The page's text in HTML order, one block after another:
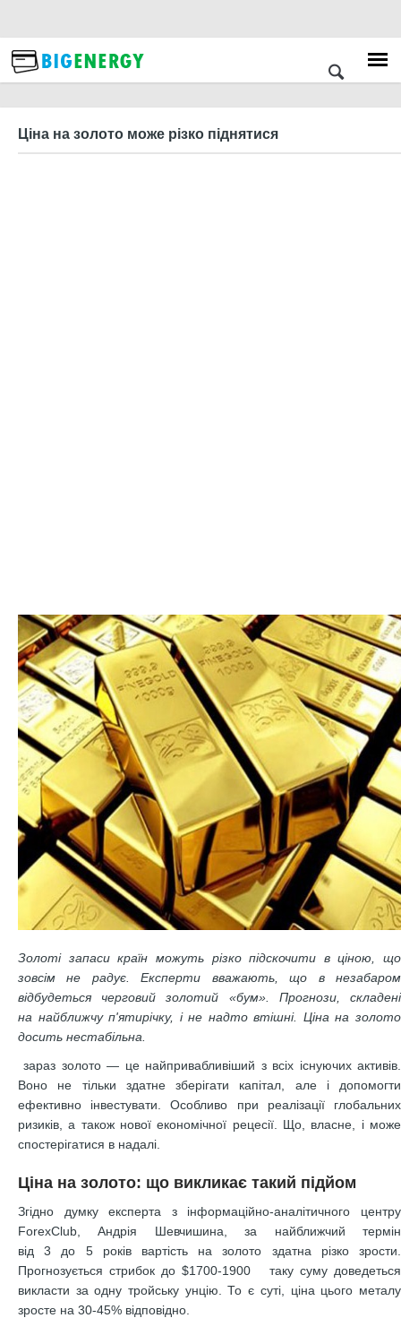
Ціна на золото може різко піднятися
Золоті запаси країн можуть різко підскочити в ціною, що
зовсім не радує. Експерти вважають, що в незабаром
відбудеться черговий золотий «бум». Прогнози, складені
на найближчу п'ятирічку, і не надто втішні. Ціна на золото
досить нестабільна.
зараз золото — це найпривабливіший з всіх існуючих активів.
Воно не тільки здатне зберігати капітал, але і допомогти
ефективно інвестувати. Особливо при реалізації глобальних
ризиків, а також нової економічної рецесії. Що, власне, і може
спостерігатися в надалі.
Ціна на золото: що викликає такий підйом
Згідно думку експерта з інформаційно-аналітичного центру
ForexClub, Андрія Шевчишина, за найближчий термін
від 3 до 5 років вартість на золото здатна різко зрости.
Прогнозується стрибок до $1700-1900 таку суму доведеться
викласти за одну тройську унцію. То є суті, ціна цього металу
зросте на 30-45% відповідно.